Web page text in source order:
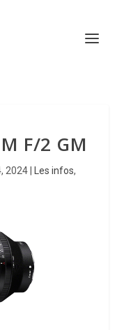
F/2 GM
2024| Les infos,